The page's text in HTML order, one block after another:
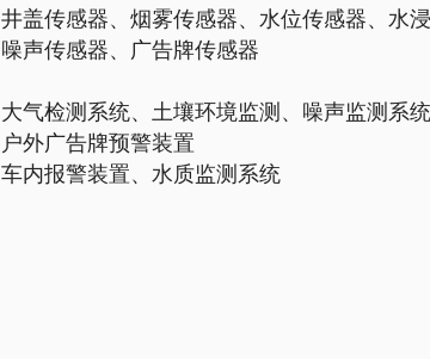
井盖传感器、烟雾传感器、水位传感器、水
噪声传感器、广告牌传感器
大气检测系统、土壤环境监测、噪声监测系统
户外广告牌预警装置
车内报警装置、水质监测系统